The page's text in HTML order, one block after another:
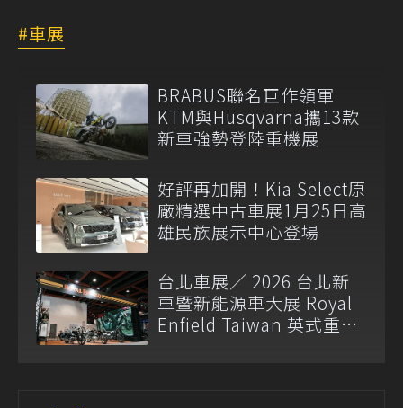
車展
BRABUS聯名巨作領軍
KTM與Husqvarna攜13款
新車強勢登陸重機展
好評再加開！Kia Select原
廠精選中古車展1月25日高
雄民族展示中心登場
台北車展／ 2026 台北新
車暨新能源車大展 Royal
Enfield Taiwan 英式重機